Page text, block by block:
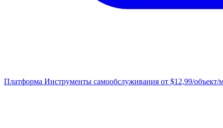
Платформа Инструменты самообслуживания от $12,99/объект/